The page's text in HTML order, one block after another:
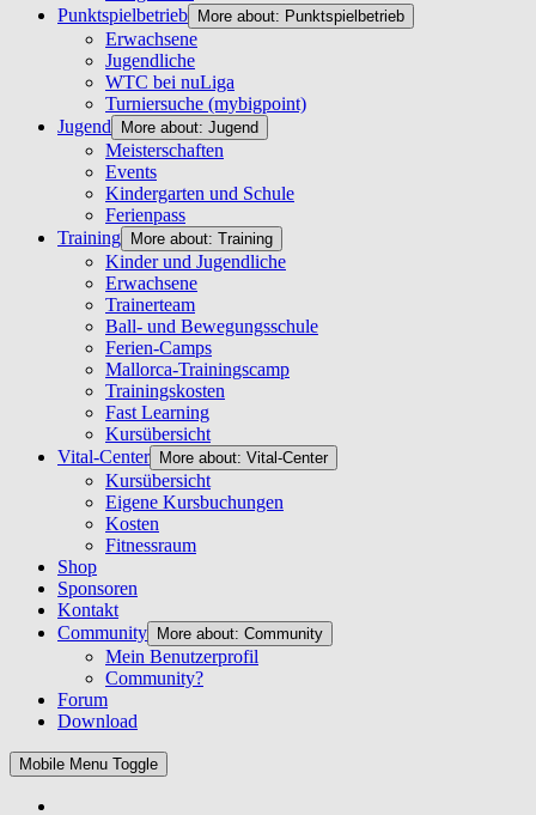
Punktspielbetrieb
More about: Punktspielbetrieb
Erwachsene
Jugendliche
WTC bei nuLiga
Turniersuche (mybigpoint)
Jugend
More about: Jugend
Meisterschaften
Events
Kindergarten und Schule
Ferienpass
Training
More about: Training
Kinder und Jugendliche
Erwachsene
Trainerteam
Ball- und Bewegungsschule
Ferien-Camps
Mallorca-Trainingscamp
Trainingskosten
Fast Learning
Kursübersicht
Vital-Center
More about: Vital-Center
Kursübersicht
Eigene Kursbuchungen
Kosten
Fitnessraum
Shop
Sponsoren
Kontakt
Community
More about: Community
Mein Benutzerprofil
Community?
Forum
Download
Mobile Menu Toggle